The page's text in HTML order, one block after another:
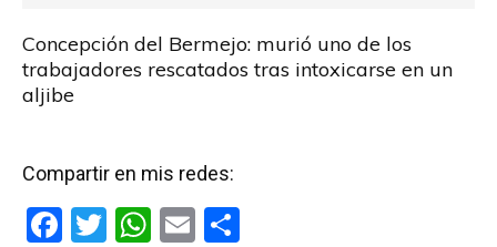
Concepción del Bermejo: murió uno de los
trabajadores rescatados tras intoxicarse en un
aljibe
Compartir en mis redes:
F
T
W E